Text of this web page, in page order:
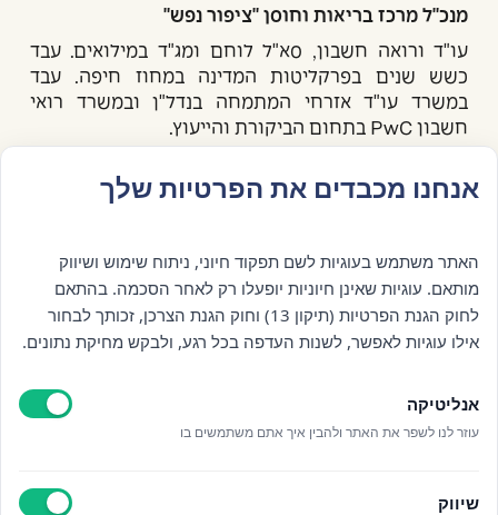
מנכ"ל מרכז בריאות וחוסן "ציפור נפש"
עו"ד ורואה חשבון, סא"ל לוחם ומג"ד במילואים. עבד
כשש שנים בפרקליטות המדינה במחוז חיפה. עבד
במשרד עו"ד אזרחי המתמחה בנדל"ן ובמשרד רואי
חשבון PwC בתחום הביקורת והייעוץ.
פרטי: תרצה שרייבמן
בוגרת תואר בעבודה סוציאלית, תואר שני במחשבים
ותקשורת בחינוך ובעלת השכלה משפטית. כיום מנהלת
משרד עורכי דין ומשמשת כמגשרת מוסמכת. משלבת
ידע רב-תחומי וניסיון מעשי בליווי, הבנה ויישוב
אנחנו מכבדים את הפרטיות שלך
האתר משתמש בעוגיות לשם תפקוד חיוני, ניתוח שימוש ושיווק
מותאם. עוגיות שאינן חיוניות יופעלו רק לאחר הסכמה. בהתאם
לחוק הגנת הפרטיות (תיקון 13) וחוק הגנת הצרכן, זכותך לבחור
אילו עוגיות לאפשר, לשנות העדפה בכל רגע, ולבקש מחיקת נתונים.
אנליטיקה
עוזר לנו לשפר את האתר ולהבין איך אתם משתמשים בו
שיווק